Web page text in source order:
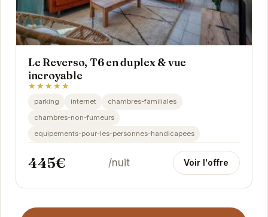
Le Reverso, T6 en duplex & vue
incroyable
★★★★★
parking internet
chambres-familiales
chambres-non-fumeurs
equipements-pour-les-personnes-handicapees
445€ /nuit Voir l'offre